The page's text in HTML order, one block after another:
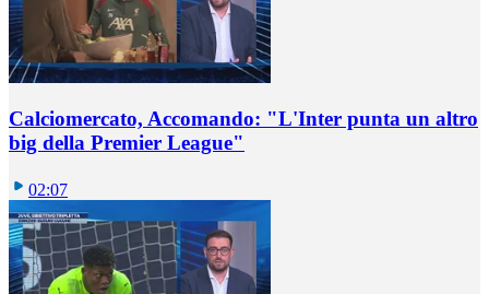
Calciomercato, Accomando: "L'Inter punta un altro
big della Premier League"
02:07